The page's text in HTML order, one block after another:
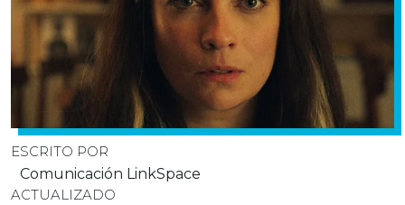
ESCRITO POR
Comunicación LinkSpace
ACTUALIZADO